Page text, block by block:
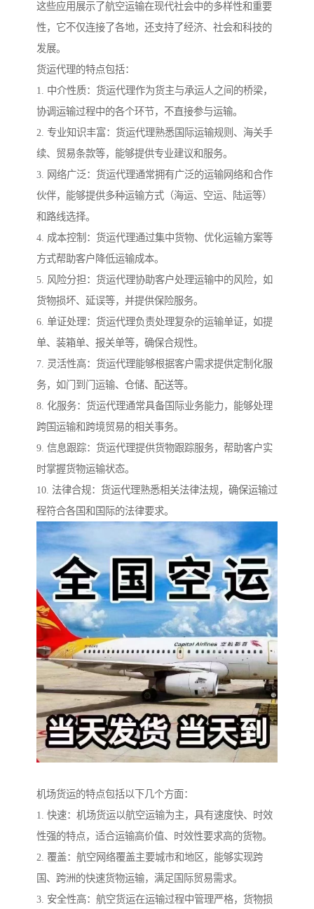
这些应用展示了航空运输在现代社会中的多样性和重要
性，它不仅连接了各地，还支持了经济、社会和科技的
发展。
货运代理的特点包括：
1. 中介性质：货运代理作为货主与承运人之间的桥梁，
协调运输过程中的各个环节，不直接参与运输。
2. 专业知识丰富：货运代理熟悉国际运输规则、海关手
续、贸易条款等，能够提供专业建议和服务。
3. 网络广泛：货运代理通常拥有广泛的运输网络和合作
伙伴，能够提供多种运输方式（海运、空运、陆运等）
和路线选择。
4. 成本控制：货运代理通过集中货物、优化运输方案等
方式帮助客户降低运输成本。
5. 风险分担：货运代理协助客户处理运输中的风险，如
货物损坏、延误等，并提供保险服务。
6. 单证处理：货运代理负责处理复杂的运输单证，如提
单、装箱单、报关单等，确保合规性。
7. 灵活性高：货运代理能够根据客户需求提供定制化服
务，如门到门运输、仓储、配送等。
8. 化服务：货运代理通常具备国际业务能力，能够处理
跨国运输和跨境贸易的相关事务。
9. 信息跟踪：货运代理提供货物跟踪服务，帮助客户实
时掌握货物运输状态。
10. 法律合规：货运代理熟悉相关法律法规，确保运输过
程符合各国和国际的法律要求。
机场货运的特点包括以下几个方面：
1. 快速：机场货运以航空运输为主，具有速度快、时效
性强的特点，适合运输高价值、时效性要求高的货物。
2. 覆盖：航空网络覆盖主要城市和地区，能够实现跨
国、跨洲的快速货物运输，满足国际贸易需求。
3. 安全性高：航空货运在运输过程中管理严格，货物损